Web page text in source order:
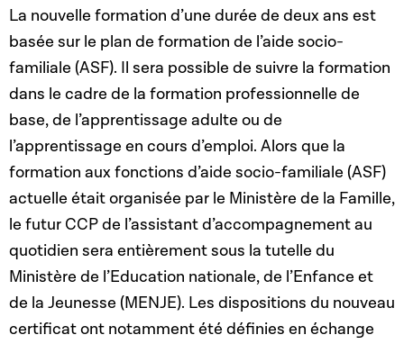
La nouvelle formation d’une durée de deux ans est
basée sur le plan de formation de l’aide socio-
familiale (ASF). Il sera possible de suivre la formation
dans le cadre de la formation professionnelle de
base, de l’apprentissage adulte ou de
l’apprentissage en cours d’emploi. Alors que la
formation aux fonctions d’aide socio-familiale (ASF)
actuelle était organisée par le Ministère de la Famille,
le futur CCP de l’assistant d’accompagnement au
quotidien sera entièrement sous la tutelle du
Ministère de l’Education nationale, de l’Enfance et
de la Jeunesse (MENJE). Les dispositions du nouveau
certificat ont notamment été définies en échange